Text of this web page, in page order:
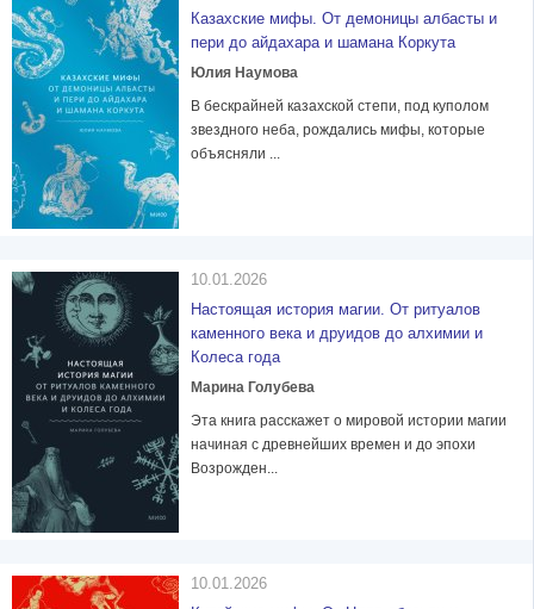
Казахские мифы. От демоницы албасты и
пери до айдахара и шамана Коркута
Юлия Наумова
В бескрайней казахской степи, под куполом
звездного неба, рождались мифы, которые
объясняли ...
10.01.2026
Настоящая история магии. От ритуалов
каменного века и друидов до алхимии и
Колеса года
Марина Голубева
Эта книга расскажет о мировой истории магии
начиная с древнейших времен и до эпохи
Возрожден...
10.01.2026